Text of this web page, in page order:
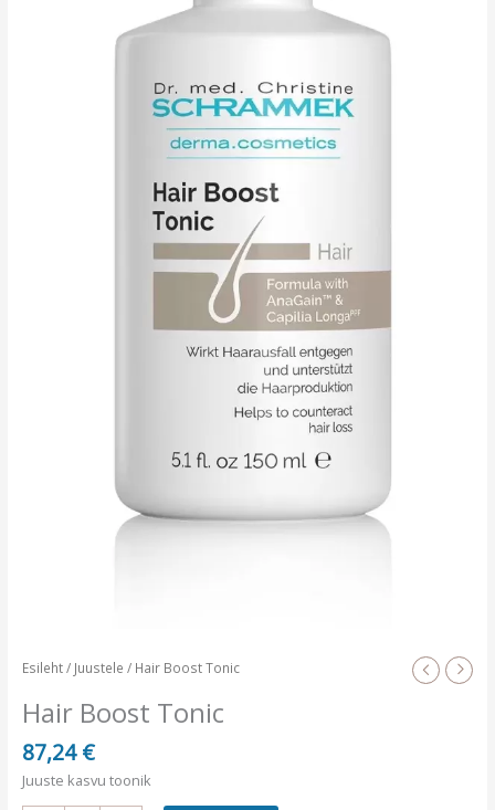
Esileht/ Juustele / Hair Boost Tonic
Hair Boost Tonic
87,24€
Juuste kasvu toonik